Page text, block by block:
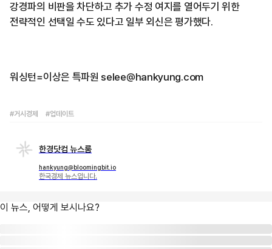
강경파의 비판을 차단하고 추가 수정 여지를 열어두기 위한
전략적인 선택일 수도 있다고 일부 외신은 평가했다.
워싱턴=이상은 특파원 selee@hankyung.com
#거시경제 #업데이트
한경닷컴 뉴스룸
hankyung@bloomingbit.io
한국경제 뉴스입니다.
이 뉴스, 어떻게 보시나요?